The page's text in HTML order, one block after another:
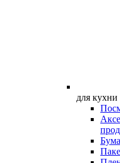
для кухни